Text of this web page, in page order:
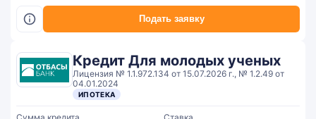
Подать заявку
Кредит Для молодых ученых
Лицензия № 1.1.972.134 от 15.07.2026 г., № 1.2.49 от
04.01.2024
ИПОТЕКА